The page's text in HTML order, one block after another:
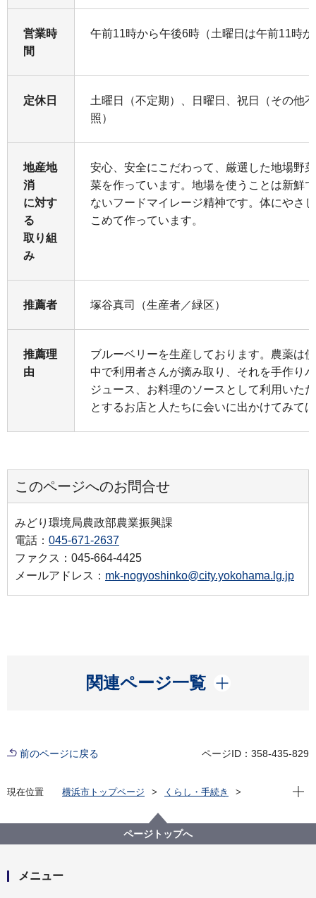
営業時
間
午前11時から午後6時（土曜日は午前11時
定休日
土曜日（不定期）、日曜日、祝日（その他
照）
地産地
消
に対す
る
取り組
み
安心、安全にこだわって、厳選した地場野
菜を作っています。地場を使うことは新鮮
ないフードマイレージ精神です。体にやさ
こめて作っています。
推薦者 塚谷真司（生産者／緑区）
推薦理
由
ブルーベリーを生産しております。農薬は
中で利用者さんが摘み取り、それを手作り
ジュース、お料理のソースとして利用いた
とするお店と人たちに会いに出かけてみて
このページへのお問合せ
みどり環境局農政部農業振興課
電話： 045-671-2637
ファクス：045-664-4425
メールアドレス： mk-nogyoshinko@city.yokohama.lg.jp
関連ページ一覧
開く
前のページに戻る ページID：358-435-829
現在位置 横浜市トップページ
くらし・手続き
地産地消の取組「買う・味わう」
よこはまの農畜産物を味わう(よこはま地産地消サポー
ト店等)
現在
ページトップへ
メニュー